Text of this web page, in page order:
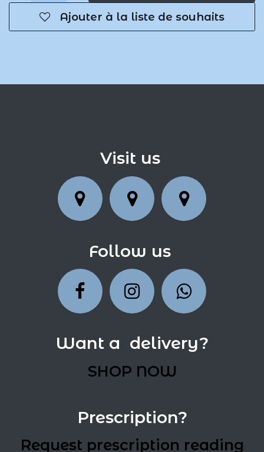
Ajouter à la liste de souhaits
Visit us
Follow us
Want a delivery?
SHOP NOW
Prescription?
Request prescription reading